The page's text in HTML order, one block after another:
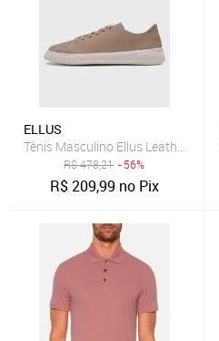
ELLUS
Tênis Masculino Ellus Leather Top
R$478,21 - 56%
R$209,99 no Pix